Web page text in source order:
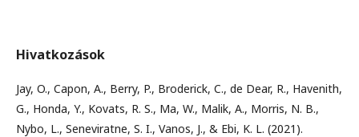
Hivatkozások
Jay, O., Capon, A., Berry, P., Broderick, C., de Dear, R., Havenith,
G., Honda, Y., Kovats, R. S., Ma, W., Malik, A., Morris, N. B.,
Nybo, L., Seneviratne, S. I., Vanos, J., & Ebi, K. L. (2021).